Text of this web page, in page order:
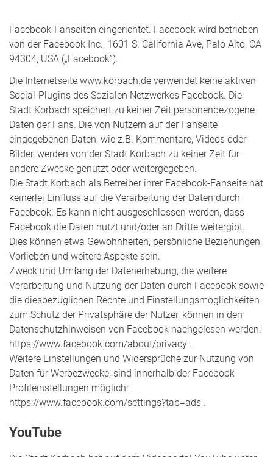
Facebook-Fanseiten eingerichtet. Facebook wird betrieben
von der Facebook Inc., 1601 S. California Ave, Palo Alto, CA
94304, USA („Facebook”).
Die Internetseite www.korbach.de verwendet keine aktiven
Social-Plugins des Sozialen Netzwerkes Facebook. Die
Stadt Korbach speichert zu keiner Zeit personenbezogene
Daten der Fans. Die von Nutzern auf der Fanseite
eingegebenen Daten, wie z.B. Kommentare, Videos oder
Bilder, werden von der Stadt Korbach zu keiner Zeit für
andere Zwecke genutzt oder weitergegeben.
Die Stadt Korbach als Betreiber ihrer Facebook-Fanseite hat
keinerlei Einfluss auf die Verarbeitung der Daten durch
Facebook. Es kann nicht ausgeschlossen werden, dass
Facebook die Daten nutzt und/oder an Dritte weitergibt.
Dies können etwa Gewohnheiten, persönliche Beziehungen,
Vorlieben und weitere Aspekte sein.
Zweck und Umfang der Datenerhebung, die weitere
Verarbeitung und Nutzung der Daten durch Facebook sowie
die diesbezüglichen Rechte und Einstellungsmöglichkeiten
zum Schutz der Privatsphäre der Nutzer, können in den
Datenschutzhinweisen von Facebook nachgelesen werden:
https://www.facebook.com/about/privacy .
Weitere Einstellungen und Widersprüche zur Nutzung von
Daten für Werbezwecke, sind innerhalb der Facebook-
Profileinstellungen möglich:
https://www.facebook.com/settings?tab=ads .
YouTube